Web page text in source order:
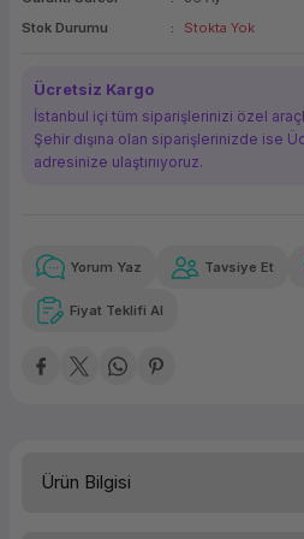
Bileşenleri
Stok Durumu
Stokta Yok
Ücretsiz Kargo
İstanbul içi tüm siparişlerinizi özel
Şehir dışına olan siparişlerinizde ise
adresinize ulaştırııyoruz.
Güvenilir Alışveriş
Kolay iade imkanı
10.618,55 TL
Yorum Yaz Tavsiye Et
Fiyat Teklifi Al
Ürün Bilgisi